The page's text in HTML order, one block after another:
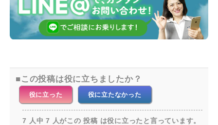
この投稿は役に立ちましたか？
役に立った 役に立たなかった
7 人中 7 人がこの 投稿 は役に立ったと言っています。